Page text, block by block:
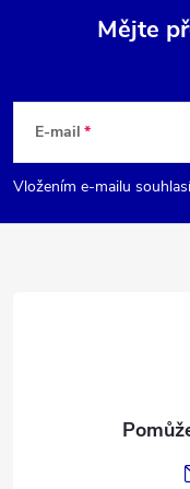
p
a
Mějte
E-mail
Vložením e-mailu